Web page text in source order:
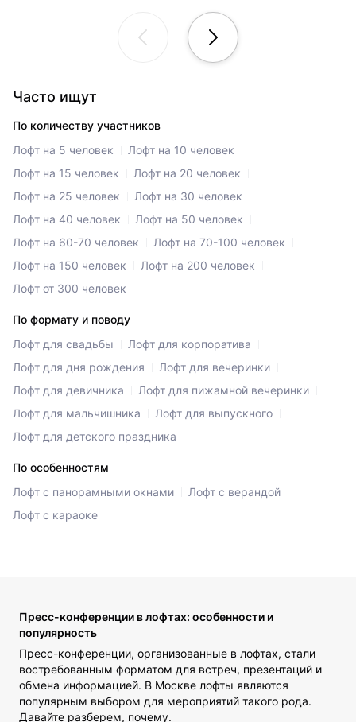
Часто ищут
По количеству участников
Лофт на 5 человек
Лофт на 10 человек
Лофт на 15 человек
Лофт на 20 человек
Лофт на 25 человек
Лофт на 30 человек
Лофт на 40 человек
Лофт на 50 человек
Лофт на 60-70 человек
Лофт на 70-100 человек
Лофт на 150 человек
Лофт на 200 человек
Лофт от 300 человек
По формату и поводу
Лофт для свадьбы
Лофт для корпоратива
Лофт для дня рождения
Лофт для вечеринки
Лофт для девичника
Лофт для пижамной вечеринки
Лофт для мальчишника
Лофт для выпускного
Лофт для детского праздника
По особенностям
Лофт с панорамными окнами
Лофт с верандой
Лофт с караоке
Пресс-конференции в лофтах: особенности и
популярность
Пресс-конференции, организованные в лофтах, стали
востребованным форматом для встреч, презентаций и
обмена информацией. В Москве лофты являются
популярным выбором для мероприятий такого рода.
Давайте разберем, почему.